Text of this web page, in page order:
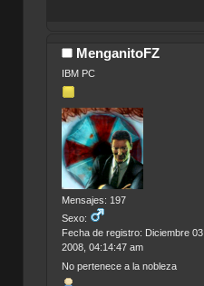
MenganitoFZ
IBM PC
Mensajes: 197
Sexo:
Fecha de registro: Diciembre 03,
2008, 04:14:47 am
No pertenece a la nobleza